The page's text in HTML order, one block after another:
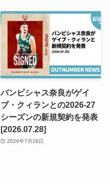
バンビシャス奈良がゲイ
ブ・クィランとの2026-27
シーズンの新規契約を発表
[2026.07.28]
2026年7月28日